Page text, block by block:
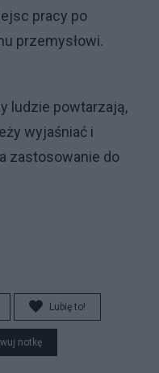
pracy po
przemysłowi.
ludzie powtarzają,
wyjaśniać i
zastosowanie do
Lubię to!
notkę